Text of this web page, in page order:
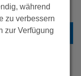
während
zu verbessern
zur Verfügung